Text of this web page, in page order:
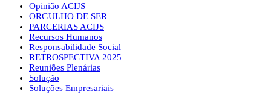
Opinião ACIJS
ORGULHO DE SER
PARCERIAS ACIJS
Recursos Humanos
Responsabilidade Social
RETROSPECTIVA 2025
Reuniões Plenárias
Solução
Soluções Empresariais